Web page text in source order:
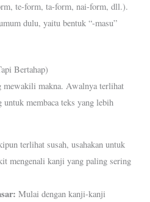
te-form, ta-form, nai-form, dll.).
dulu, yaitu bentuk “-masu”
Bertahap)
mewakili makna. Awalnya terlihat
untuk membaca teks yang lebih
terlihat susah, usahakan untuk
mengenali kanji yang paling sering
Mulai dengan kanji-kanji